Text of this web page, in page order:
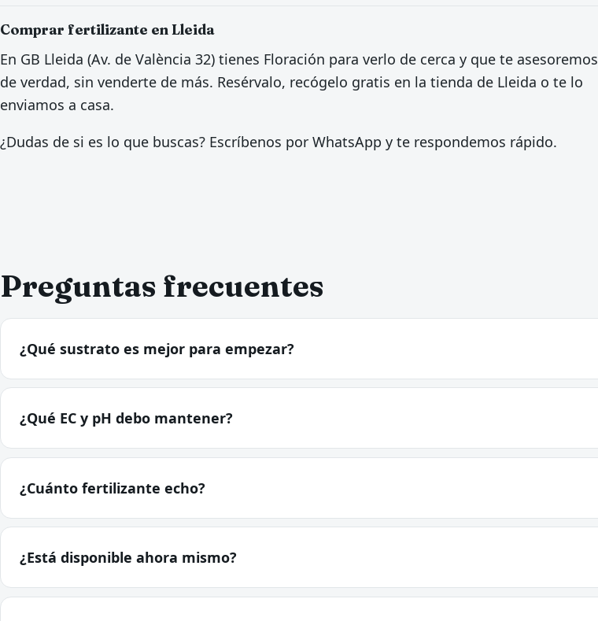
Comprar fertilizante en Lleida
En GB Lleida (Av. de València 32) tienes Floración para verlo de cerca y que te asesoremos
de verdad, sin venderte de más. Resérvalo, recógelo gratis en la tienda de Lleida o te lo
enviamos a casa.
¿Dudas de si es lo que buscas? Escríbenos por WhatsApp y te respondemos rápido.
Preguntas frecuentes
¿Qué sustrato es mejor para empezar?
¿Qué EC y pH debo mantener?
¿Cuánto fertilizante echo?
¿Está disponible ahora mismo?